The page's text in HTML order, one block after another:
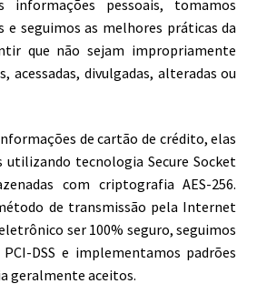
informações pessoais, tomamos
e seguimos as melhores práticas da
que não sejam impropriamente
acessadas, divulgadas, alteradas ou
de cartão de crédito, elas
utilizando tecnologia Secure Socket
com criptografia AES-256.
de transmissão pela Internet
ser 100% seguro, seguimos
DSS e implementamos padrões
geralmente aceitos.